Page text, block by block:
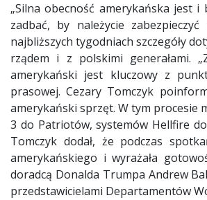
„Silna obecność amerykańska jest
zadbać, by należycie
najbliższych tygodniach szczegóły
rządem i z polskimi generałami.
amerykański jest kluczowy z
prasowej. Cezary Tomczyk
amerykański sprzęt. W tym procesie
3 do Patriotów, systemów Hellfire
Tomczyk dodał, że podczas
amerykańskiego i wyrażała
doradcą Donalda Trumpa Andrew
przedstawicielami Departamentów